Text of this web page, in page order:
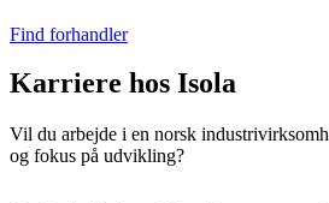
Find forhandler
Karriere hos Isola
Vil du arbejde i en norsk
og fokus på udvikling?